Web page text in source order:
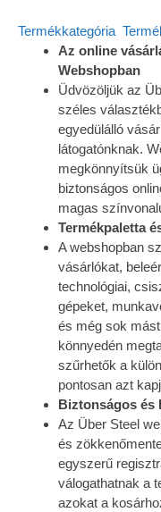
Termékkategória
Az online
Webshopban
Üdvözöljük az
széles
egyedülálló
látogatónknak.
megkönnyítsük
biztonságos
magas
Termékpaletta
A webshopban
vásárlókat,
technológiai,
gépeket,
és még sok
könnyedén
szűrhetők a
pontosan azt
Biztonságos és
Az Über Steel
és
egyszerű
válogathatnak a
azokat a